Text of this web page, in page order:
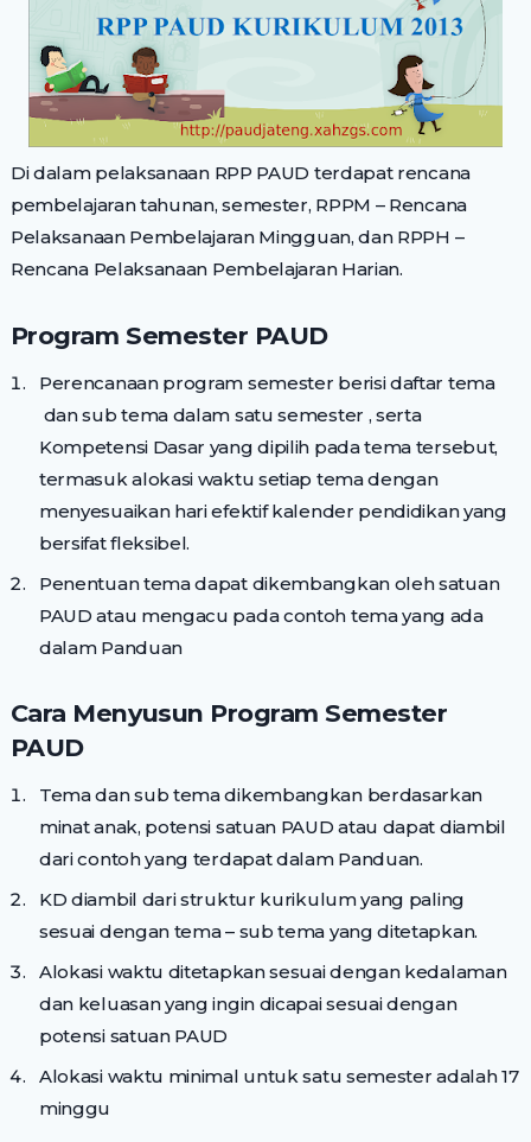
Di dalam pelaksanaan RPP PAUD terdapat rencana
pembelajaran tahunan, semester, RPPM – Rencana
Pelaksanaan Pembelajaran Mingguan, dan RPPH –
Rencana Pelaksanaan Pembelajaran Harian.
Program Semester PAUD
Perencanaan program semester berisi daftar tema
dan sub tema dalam satu semester , serta
Kompetensi Dasar yang dipilih pada tema tersebut,
termasuk alokasi waktu setiap tema dengan
menyesuaikan hari efektif kalender pendidikan yang
bersifat fleksibel.
Penentuan tema dapat dikembangkan oleh satuan
PAUD atau mengacu pada contoh tema yang ada
dalam Panduan
Cara Menyusun Program Semester
PAUD
Tema dan sub tema dikembangkan berdasarkan
minat anak, potensi satuan PAUD atau dapat diambil
dari contoh yang terdapat dalam Panduan.
KD diambil dari struktur kurikulum yang paling
sesuai dengan tema – sub tema yang ditetapkan.
Alokasi waktu ditetapkan sesuai dengan kedalaman
dan keluasan yang ingin dicapai sesuai dengan
potensi satuan PAUD
Alokasi waktu minimal untuk satu semester adalah 17
minggu